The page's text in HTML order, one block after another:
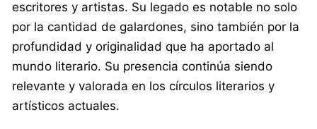
escritores y artistas. Su legado es notable no solo
por la cantidad de galardones, sino también por la
profundidad y originalidad que ha aportado al
mundo literario. Su presencia continúa siendo
relevante y valorada en los círculos literarios y
artísticos actuales.